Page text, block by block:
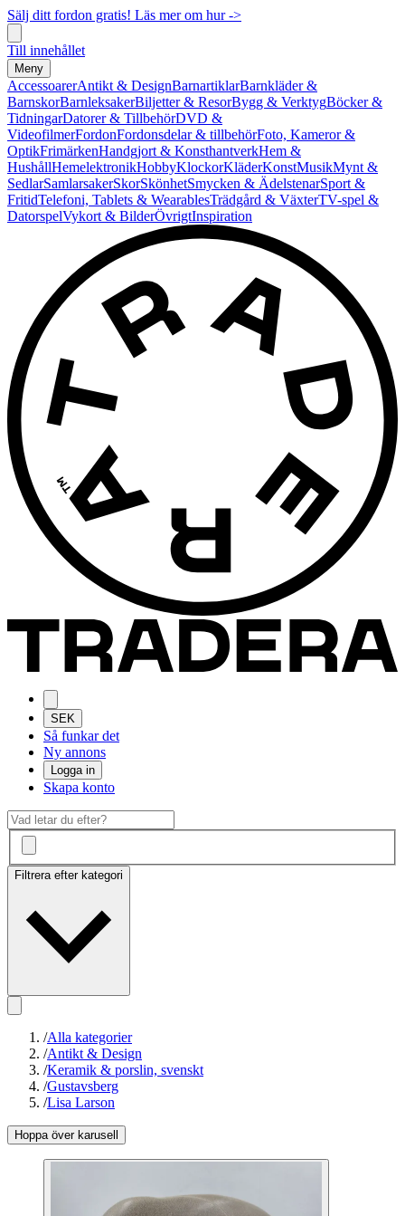
Sälj ditt fordon gratis! Läs mer om hur ->
Till innehållet
Meny
AccessoarerAntikt & DesignBarnartiklarBarnkläder &
BarnskorBarnleksakerBiljetter & ResorBygg & VerktygBöcker &
TidningarDatorer & TillbehörDVD &
VideofilmerFordonFordonsdelar & tillbehörFoto, Kameror &
OptikFrimärkenHandgjort & KonsthantverkHem &
HushållHemelektronikHobbyKlockorKläderKonstMusikMynt &
SedlarSamlarsakerSkorSkönhetSmycken & ÄdelstenarSport &
FritidTelefoni, Tablets & WearablesTrädgård & VäxterTV-spel &
DatorspelVykort & BilderÖvrigtInspiration
SEK
Så funkar det
Ny annons
Logga in
Skapa konto
Filtrera efter kategori
/Alla kategorier
/Antikt & Design
/Keramik & porslin, svenskt
/Gustavsberg
/Lisa Larson
Hoppa över karusell